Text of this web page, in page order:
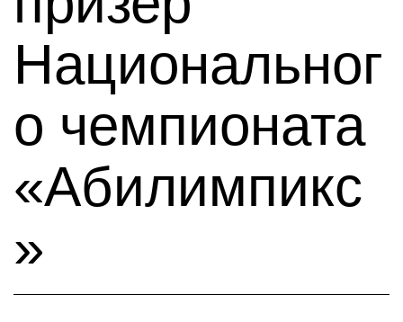
Национальног
о чемпионата
«Абилимпикс
»